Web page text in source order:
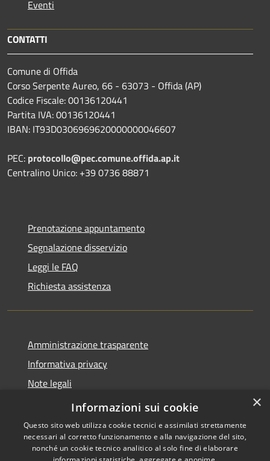
Eventi
CONTATTI
Comune di Offida
Corso Serpente Aureo, 66 - 63073 - Offida (AP)
Codice Fiscale: 00136120441
Partita IVA: 00136120441
IBAN: IT93D0306969620000000046607
PEC: protocollo@pec.comune.offida.ap.it
Centralino Unico: +39 0736 88871
Prenotazione appuntamento
Segnalazione disservizio
Leggi le FAQ
Richiesta assistenza
Amministrazione trasparente
Informativa privacy
Note legali
Dichiarazione di accessibilità
×
Informazioni sui cookie
Questo sito web utilizza cookie tecnici e assimilati strettamente
necessari al corretto funzionamento e alla navigazione del sito,
nonché un cookie tecnico analitico al solo fine di elaborare